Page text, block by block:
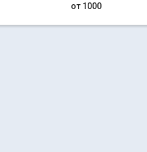
от 1000